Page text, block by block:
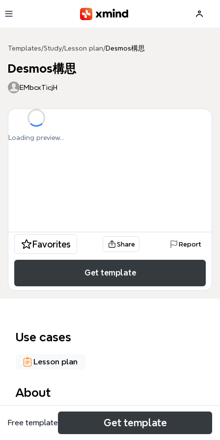
Templates/Study/ Lesson plan/Desmos構思
Desmos構思
EMbcxTicjH
Loading preview...
Favorites Share Report
Get template
Use cases
Lesson plan
About
Desmos构思 mind map 是一款专为数学教育者和学生
设计的知识图谱，旨在通过可视化方式整合 Desmos
Free template Get template